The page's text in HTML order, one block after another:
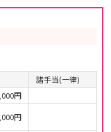
諸手当(一律)
円
円